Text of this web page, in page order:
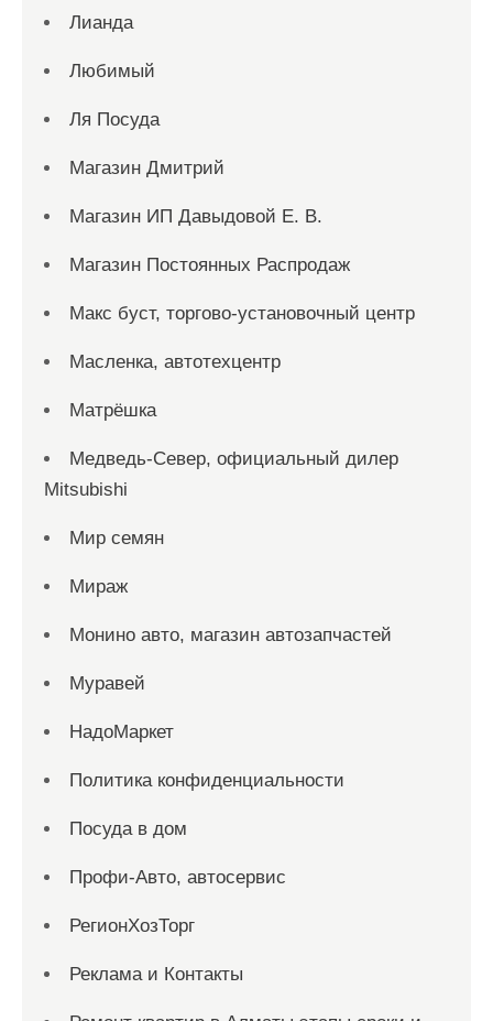
Лианда
Любимый
Ля Посуда
Магазин Дмитрий
Магазин ИП Давыдовой Е. В.
Магазин Постоянных Распродаж
Макс буст, торгово-установочный центр
Масленка, автотехцентр
Матрёшка
Медведь-Север, официальный дилер
Mitsubishi
Мир семян
Мираж
Монино авто, магазин автозапчастей
Муравей
НадоМаркет
Политика конфиденциальности
Посуда в дом
Профи-Авто, автосервис
РегионХозТорг
Реклама и Контакты